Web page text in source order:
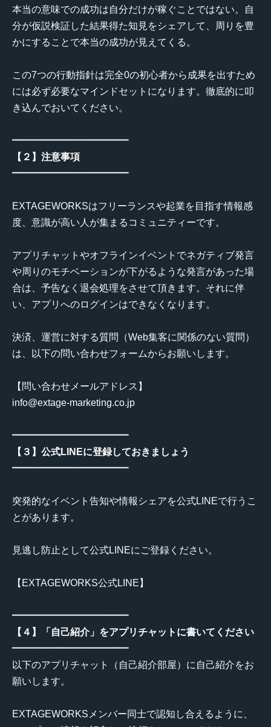
本当の意味での成功は自分だけが稼ぐことではない。自
分が仮説検証した結果得た知見をシェアして、周りを豊
かにすることで本当の成功が見えてくる。
この7つの行動指針は完全0の初心者から成果を出すため
には必ず必要なマインドセットになります。徹底的に叩
き込んでおいてください。
━━━━━━━━━━━━
【２】注意事項
━━━━━━━━━━━━
EXTAGEWORKSはフリーランスや起業を目指す情報感
度、意識が高い人が集まるコミュニティーです。
アプリチャットやオフラインイベントでネガティブ発言
や周りのモチベーションが下がるような発言があった場
合は、予告なく退会処理をさせて頂きます。それに伴
い、アプリへのログインはできなくなります。
決済、運営に対する質問（Web集客に関係のない質問）
は、以下の問い合わせフォームからお願いします。
【問い合わせメールアドレス】
info@extage-marketing.co.jp
━━━━━━━━━━━━
【３】公式LINEに登録しておきましょう
━━━━━━━━━━━━
突発的なイベント告知や情報シェアを公式LINEで行うこ
とがあります。
見逃し防止として公式LINEにご登録ください。
【EXTAGEWORKS公式LINE】
━━━━━━━━━━━━
【４】「自己紹介」をアプリチャットに書いてください
━━━━━━━━━━━━
以下のアプリチャット（自己紹介部屋）に自己紹介をお
願いします。
EXTAGEWORKSメンバー同士で認知し合えるように、